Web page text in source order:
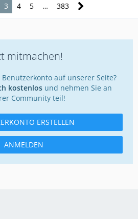
3 4 5 … 383
mitmachen!
auf unserer Seite?
kostenlosund nehmen Sie an
Community teil!
ERSTELLEN
ANMELDEN